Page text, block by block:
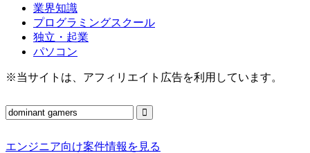
業界知識
プログラミングスクール
独立・起業
パソコン
※当サイトは、アフィリエイト広告を利用しています。
エンジニア向け案件情報を見る